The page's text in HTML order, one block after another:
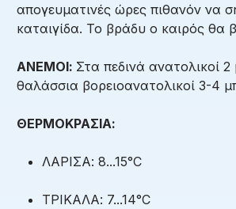
απογευματινές ώρες πιθανόν να
καταιγίδα. Το βράδυ ο καιρός θα
ΑΝΕΜΟΙ: Στα πεδινά ανατολικοί
θαλάσσια βορειοανατολικοί 3-4
ΘΕΡΜΟΚΡΑΣΙΑ:
ΛΑΡΙΣΑ: 8...15°C
ΤΡΙΚΑΛΑ: 7...14°C